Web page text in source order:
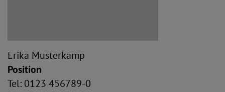
Erika Musterkamp
Position
Tel: 0123 456789-0